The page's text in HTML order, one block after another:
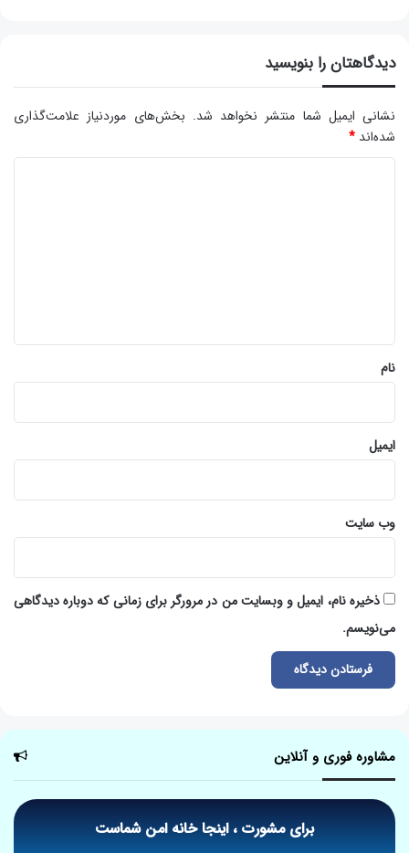
دیدگاهتان را بنویسید
نشانی ایمیل شما منتشر نخواهد شد. بخش‌های موردنیاز علامت‌گذاری
شده‌اند *
نام
ایمیل
وب‌ سایت
ذخیره نام، ایمیل و وبسایت من در مرورگر برای زمانی که دوباره دیدگاهی
می‌نویسم.
مشاوره فوری و آنلاین
برای مشورت ، اینجا خانه امن شماست